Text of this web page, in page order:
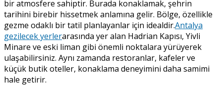
bir atmosfere sahiptir. Burada konaklamak, şehrin
tarihini birebir hissetmek anlamına gelir. Bölge, özellikle
gezme odaklı bir tatil planlayanlar için idealdir.Antalya
gezilecek yerlerarasında yer alan Hadrian Kapısı, Yivli
Minare ve eski liman gibi önemli noktalara yürüyerek
ulaşabilirsiniz. Aynı zamanda restoranlar, kafeler ve
küçük butik oteller, konaklama deneyimini daha samimi
hale getirir.